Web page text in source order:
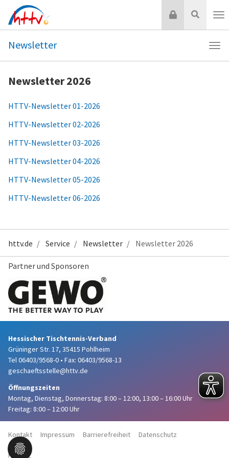
Inhalt
springen
Suche
Login
Newsletter
Newsletter 2026
HTTV-Newsletter 01-2026
HTTV-Newsletter 02-2026
HTTV-Newsletter 03-2026
HTTV-Newsletter 04-2026
HTTV-Newsletter 05-2026
HTTV-Newsletter 06-2026
httv.de Service Newsletter Newsletter 2026
Partner und Sponsoren
Hessischer Tischtennis-Verband
Grüninger Str. 17, 35415 Pohlheim
Tel 06403/9568-0 • Fax: 06403/9568-13
geschaeftsstelle@httv.de
Öffnungszeiten
Montag, Dienstag, Donnerstag: 8:00 – 12:00, 13:00 – 16:00 Uhr
Freitag: 8:00 – 12:00 Uhr
Kontakt Impressum Barrierefreiheit Datenschutz
Haftung